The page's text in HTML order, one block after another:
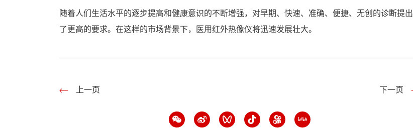
随着人们生活水平的逐步提高和健康意识的不断增强，对早期、快速、准确、便捷、无创的诊断提出
了更高的要求。在这样的市场背景下，医用红外热像仪将迅速发展壮大。
上一页 下一页